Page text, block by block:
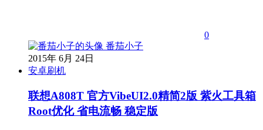
0
番茄小子
2015年 6月 24日
安卓刷机
联想A808T 官方VibeUI2.0精简2版 紫火工具箱
Root优化 省电流畅 稳定版